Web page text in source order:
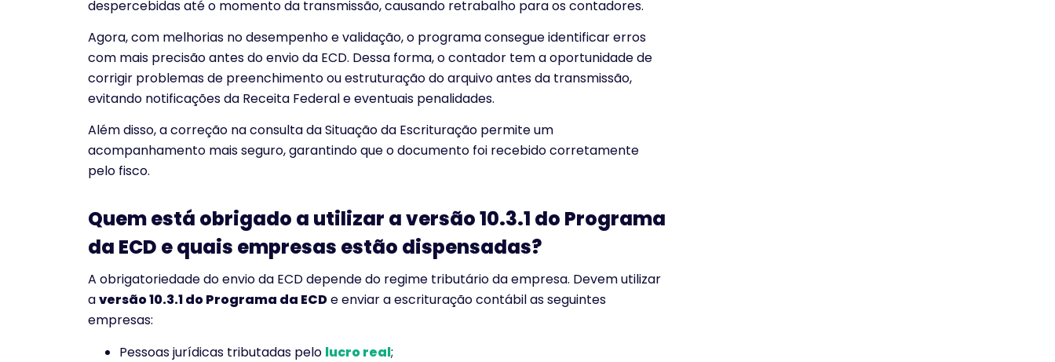
despercebidas até o momento da transmissão, causando retrabalho para os contadores.
Agora, com melhorias no desempenho e validação, o programa consegue identificar erros
com mais precisão antes do envio da ECD. Dessa forma, o contador tem a oportunidade de
corrigir problemas de preenchimento ou estruturação do arquivo antes da transmissão,
evitando notificações da Receita Federal e eventuais penalidades.
Além disso, a correção na consulta da Situação da Escrituração permite um
acompanhamento mais seguro, garantindo que o documento foi recebido corretamente
pelo fisco.
Quem está obrigado a utilizar a versão 10.3.1 do Programa
da ECD e quais empresas estão dispensadas?
A obrigatoriedade do envio da ECD depende do regime tributário da empresa. Devem utilizar
aversão 10.3.1 do Programa da ECDe enviar a escrituração contábil as seguintes
empresas:
Pessoas jurídicas tributadas pelo lucro real;